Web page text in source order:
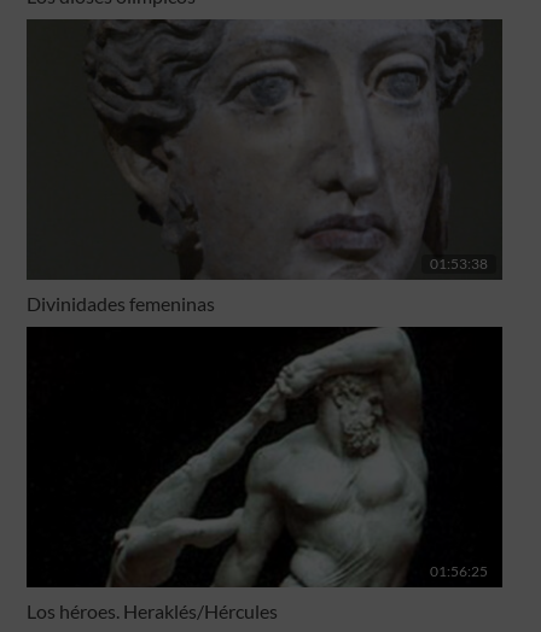
01:53:38
Divinidades femeninas
01:56:25
Los héroes. Heraklés/Hércules